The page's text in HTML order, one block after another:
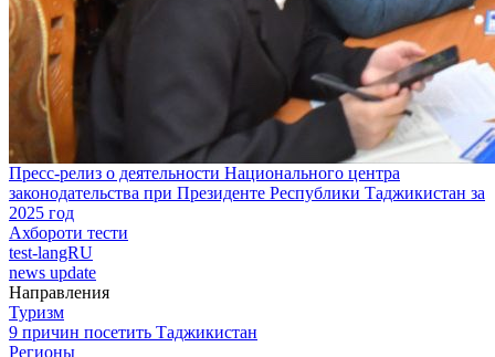
Пресс-релиз о деятельности Национального центра
законодательства при Президенте Республики Таджикистан за
2025 год
Ахбороти тести
test-langRU
news update
Направления
Туризм
9 причин посетить Таджикистан
Регионы